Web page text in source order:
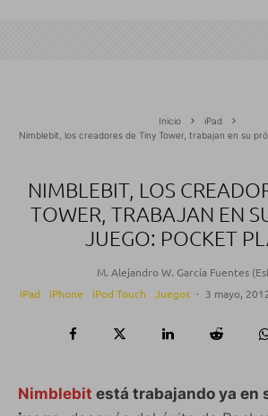
Inicio
iPad
Nimblebit, los creadores de Tiny Tower, trabajan en su
NIMBLEBIT, LOS
TOWER, TRABAJAN EN
JUEGO: POCKET
M. Alejandro W. García Fuentes
iPad
iPhone iPod Touch Juegos · 3 mayo,
Nimblebit está trabajando ya en